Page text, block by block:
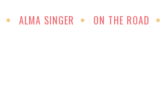
ALMA SINGER ON THE ROAD